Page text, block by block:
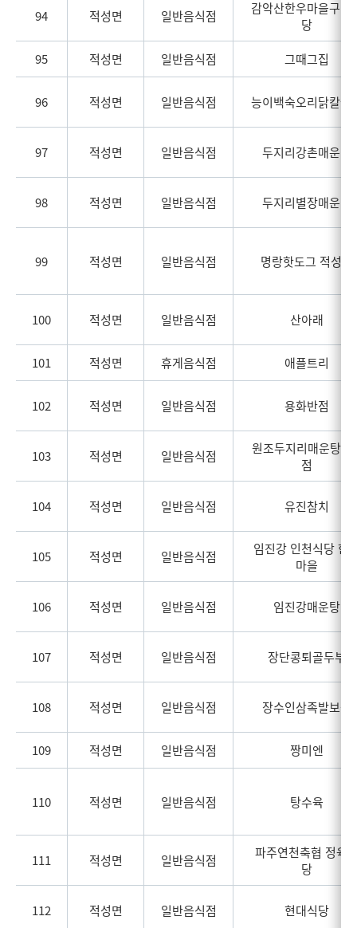
94 적성면 일반음식점
감악산한우마을구이
당
95 적성면 일반음식점 그때그집
96 적성면 일반음식점 능이백숙오리닭칼국
97 적성면 일반음식점 두지리강촌매운탕
98 적성면 일반음식점 두지리별장매운탕
99 적성면 일반음식점 명랑핫도그 적성점
100 적성면 일반음식점 산아래
101 적성면 휴게음식점 애플트리
102 적성면 일반음식점 용화반점
103 적성면 일반음식점
원조두지리매운탕 1
점
104 적성면 일반음식점 유진참치
105 적성면 일반음식점
임진강 인천식당 한
마을
106 적성면 일반음식점 임진강매운탕
107 적성면 일반음식점 장단콩퇴골두부
108 적성면 일반음식점 장수인삼족발보쌈
109 적성면 일반음식점 짱미엔
110 적성면 일반음식점 탕수육
111 적성면 일반음식점
파주연천축협 정육
당
112 적성면 일반음식점 현대식당